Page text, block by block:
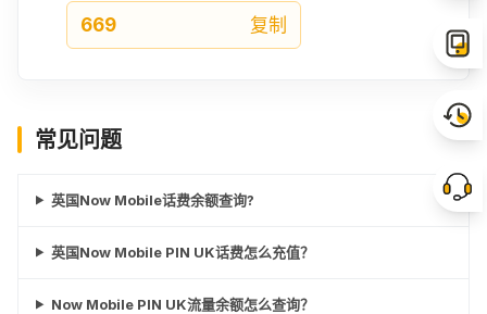
669 复制
常见问题
英国Now Mobile话费余额查询?
英国Now Mobile PIN UK话费怎么充值？
Now Mobile PIN UK流量余额怎么查询？